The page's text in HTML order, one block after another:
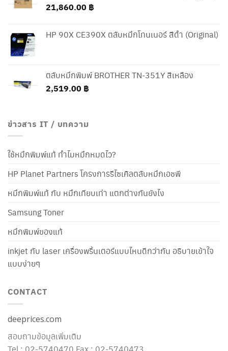
21,860.00 ฿
HP 90X CE390X ตลับหมึกโทนเนอร์ สีดำ (Original)
ตลับหมึกพิมพ์ BROTHER TN-351Y สีเหลือง
2,519.00 ฿
ข่าวสาร IT / บทความ
ใช้หมึกพิมพ์แท้ ทำไมหมึกหมดไว?
HP Planet Partners โครงการรีไซเคิลตลับหมึกเอชพี
หมึกพิมพ์แท้ กับ หมึกเทียบเท่า แตกต่างกันยังไง
Samsung Toner
หมึกพิมพ์ของแท้
inkjet กับ laser เครื่องพริ้นเตอร์แบบไหนดีกว่ากัน อธิบายเข้าใจ
แบบง่ายๆ
CONTACT
deeprices.com
สอบถามข้อมูลเพิ่มเติม